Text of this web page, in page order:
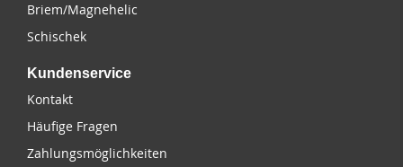
Briem/Magnehelic
Schischek
Kundenservice
Kontakt
Häufige Fragen
Zahlungsmöglichkeiten